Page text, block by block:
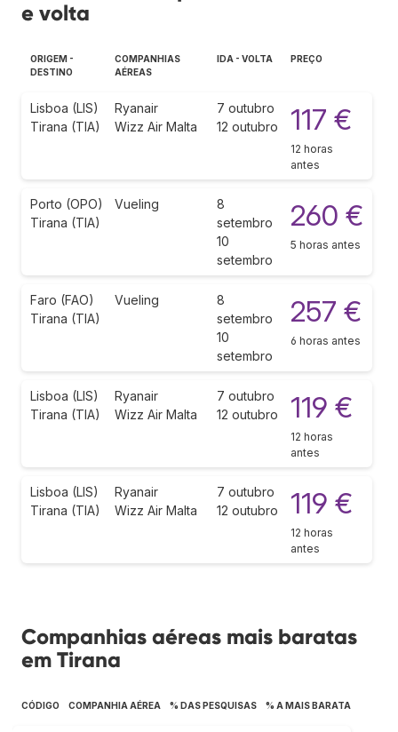
e volta
ORIGEM -
DESTINO
COMPANHIAS
AÉREAS
IDA - VOLTA PREÇO
Lisboa (LIS)
Tirana (TIA)
Ryanair
Wizz Air Malta
7 outubro
12 outubro
117 €
12 horas
antes
Porto (OPO)
Tirana (TIA)
Vueling
8
setembro
10
setembro
260 €
5 horas antes
Faro (FAO)
Tirana (TIA)
Vueling
8
setembro
10
setembro
257 €
6 horas antes
Lisboa (LIS)
Tirana (TIA)
Ryanair
Wizz Air Malta
7 outubro
12 outubro
119 €
12 horas
antes
Lisboa (LIS)
Tirana (TIA)
Ryanair
Wizz Air Malta
7 outubro
12 outubro
119 €
12 horas
antes
Companhias aéreas mais baratas
em Tirana
CÓDIGO COMPANHIA AÉREA % DAS PESQUISAS % A MAIS BARATA